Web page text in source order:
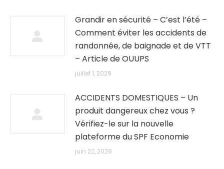
Grandir en sécurité – C’est l’été –
Comment éviter les accidents de
randonnée, de baignade et de VTT
– Article de OUUPS
juillet 1, 2026
ACCIDENTS DOMESTIQUES – Un
produit dangereux chez vous ?
Vérifiez-le sur la nouvelle
plateforme du SPF Economie
juin 22, 2026